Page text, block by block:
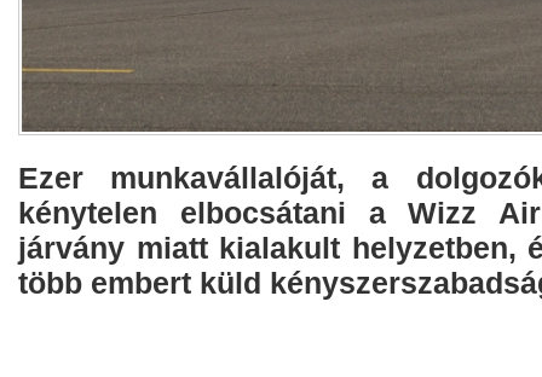
Ezer munkavállalóját, a
kénytelen elbocsátani a Wizz
járvány miatt kialakult helyzetben,
több embert küld